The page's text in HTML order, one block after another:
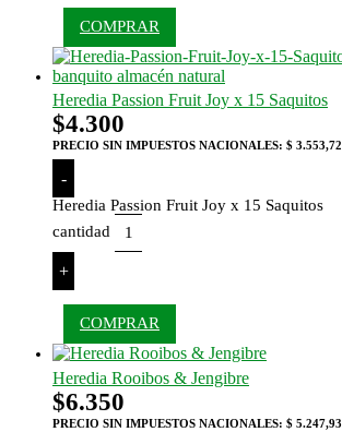
COMPRAR
Heredia Passion Fruit Joy x 15 Saquitos
$4.300
PRECIO SIN IMPUESTOS NACIONALES: $ 3.553,72
-
Heredia Passion Fruit Joy x 15 Saquitos
cantidad
+
COMPRAR
Heredia Rooibos & Jengibre
$6.350
PRECIO SIN IMPUESTOS NACIONALES: $ 5.247,93